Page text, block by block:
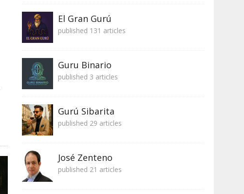
El Gran Gurú
published 131 articles
Guru Binario
published 3 articles
Gurú Sibarita
published 29 articles
José Zenteno
published 21 articles